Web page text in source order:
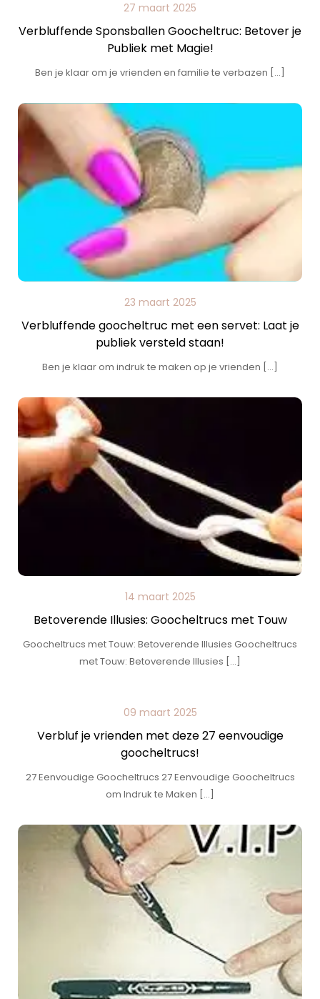
27 maart 2025
Verbluffende Sponsballen Goocheltruc: Betover je
Publiek met Magie!
Ben je klaar om je vrienden en familie te verbazen […]
23 maart 2025
Verbluffende goocheltruc met een servet: Laat je
publiek versteld staan!
Ben je klaar om indruk te maken op je vrienden […]
14 maart 2025
Betoverende Illusies: Goocheltrucs met Touw
Goocheltrucs met Touw: Betoverende Illusies Goocheltrucs
met Touw: Betoverende Illusies […]
09 maart 2025
Verbluf je vrienden met deze 27 eenvoudige
goocheltrucs!
27 Eenvoudige Goocheltrucs 27 Eenvoudige Goocheltrucs
om Indruk te Maken […]